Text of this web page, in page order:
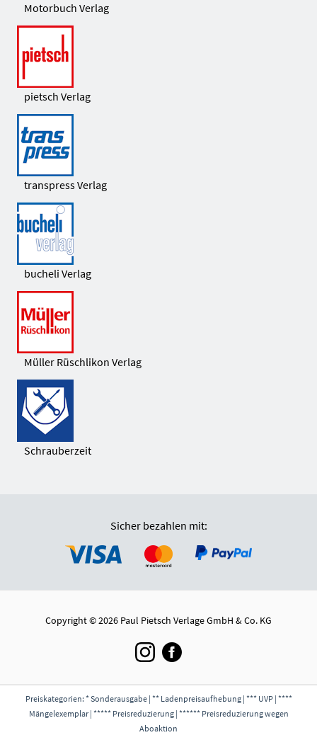
Motorbuch Verlag
pietsch Verlag
transpress Verlag
bucheli Verlag
Müller Rüschlikon Verlag
Schrauberzeit
Sicher bezahlen mit:
Copyright © 2026 Paul Pietsch Verlage GmbH & Co. KG
Preiskategorien: * Sonderausgabe | ** Ladenpreisaufhebung | *** UVP | ****
Mängelexemplar | ***** Preisreduzierung | ****** Preisreduzierung wegen
Aboaktion